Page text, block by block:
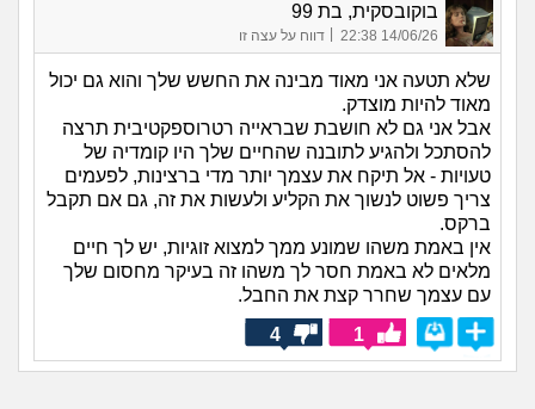
בוקובסקית, בת 99
14/06/26 22:38 דווח על עצה זו
שלא תטעה אני מאוד מבינה את החשש שלך והוא גם יכול
מאוד להיות מוצדק.
אבל אני גם לא חושבת שבראייה רטרוספקטיבית תרצה
להסתכל ולהגיע לתובנה שהחיים שלך היו קומדיה של
טעויות - אל תיקח את עצמך יותר מדי ברצינות, לפעמים
צריך פשוט לנשוך את הקליע ולעשות את זה, גם אם תקבל
ברקס.
אין באמת משהו שמונע ממך למצוא זוגיות, יש לך חיים
מלאים לא באמת חסר לך משהו זה בעיקר מחסום שלך
עם עצמך שחרר קצת את החבל.
1
4